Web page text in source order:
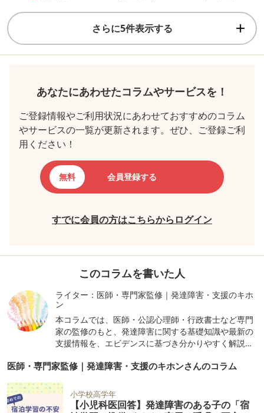
さらに5件表示する
あなたにあわせたコラムやサービスを！
ご登録情報やご利用状況にあわせておすすめのコラム
やサービスの一覧が更新されます。ぜひ、ご登録ご利
用ください！
無料 会員登録する
すでに会員の方はこちらからログイン
このコラムを書いた人
ライター：医師・専門家監修｜発達障害・支援のキホ
ン
本コラムでは、医師・公認心理師・行政書士など専門
家の監修のもと、発達障害に関する基礎知識や最新の
支援情報を、エビデンスに基づき分かりやすく解説し
けします。
医師・専門家監修｜発達障害・支援のキホンさんのコラム
小学校高学年
【小児科医回答】発達障害のある子の「宿